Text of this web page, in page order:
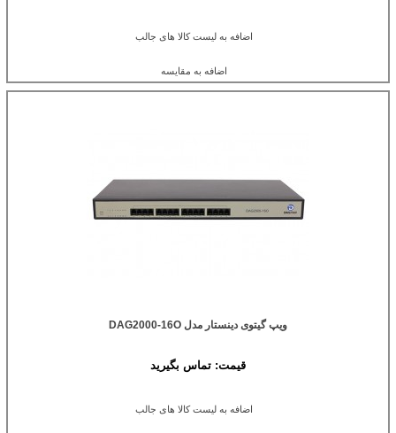
اضافه به لیست کالا های جالب
اضافه به مقایسه
ویپ گیتوی دینستار مدل DAG2000-16O
قیمت:تماس بگیرید
اضافه به لیست کالا های جالب